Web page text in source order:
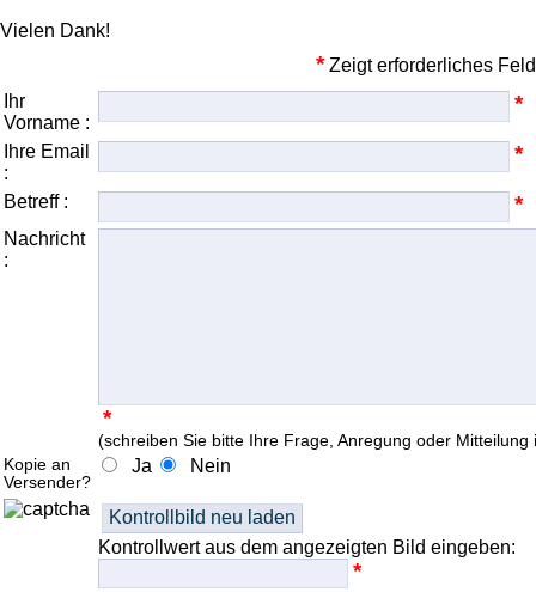
Vielen Dank!
*Zeigt erforderliches Feld
Ihr
Vorname :
*
Ihre Email
:
*
Betreff : *
Nachricht
:
*
(schreiben Sie bitte Ihre Frage, Anregung oder Mitteilung
Kopie an
Versender?
Ja Nein
Kontrollwert aus dem angezeigten Bild eingeben:
*